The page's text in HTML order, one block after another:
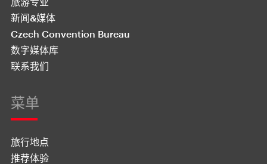
新闻&媒体
Czech Convention Bureau
数字媒体库
联系我们
菜单
旅行地点
推荐体验